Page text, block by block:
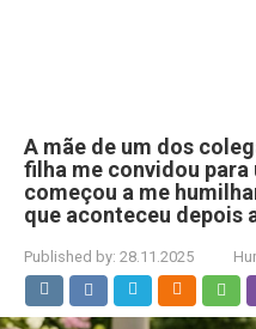
A mãe de um dos
filha me convidou para
começou a me
que aconteceu depois
Published by: 28.11.2025